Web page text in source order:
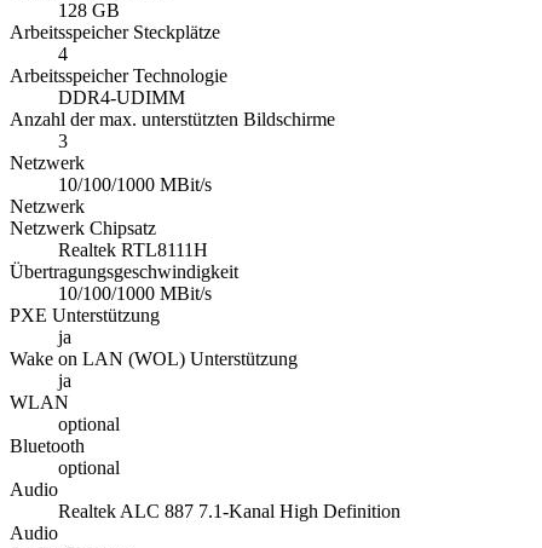
128 GB
Arbeitsspeicher Steckplätze
4
Arbeitsspeicher Technologie
DDR4-UDIMM
Anzahl der max. unterstützten Bildschirme
3
Netzwerk
10/100/1000 MBit/s
Netzwerk
Netzwerk Chipsatz
Realtek RTL8111H
Übertragungsgeschwindigkeit
10/100/1000 MBit/s
PXE Unterstützung
ja
Wake on LAN (WOL) Unterstützung
ja
WLAN
optional
Bluetooth
optional
Audio
Realtek ALC 887 7.1-Kanal High Definition
Audio